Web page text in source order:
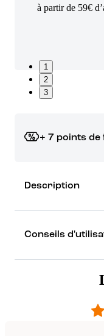
à partir de 59€
1
2
3
+ 7 points de
rêver !
Découvrez les
Description
Conseils